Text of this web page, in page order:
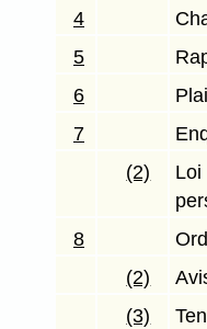
4
5
6
7
(2)
8
(2)
(3)